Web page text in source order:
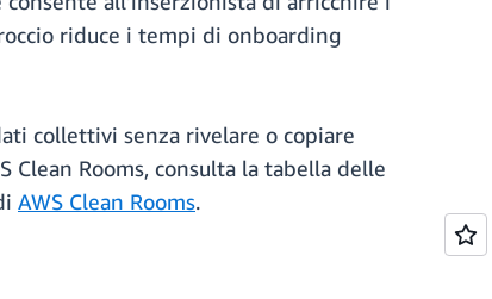
riduce i tempi di onboarding
collettivi senza rivelare o copiare
Rooms, consulta la tabella delle
AWS Clean Rooms.